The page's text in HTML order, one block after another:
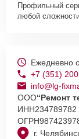
Профильный
любой
г.
Ежедневно
+7 (351)
info@lg-
ООО“Ремонт
ИНН234789782
ОГРН